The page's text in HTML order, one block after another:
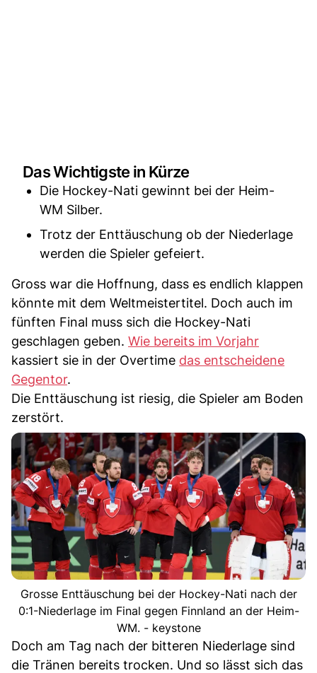
Das Wichtigste in Kürze
Die Hockey-Nati gewinnt bei der Heim-
WM Silber.
Trotz der Enttäuschung ob der Niederlage
werden die Spieler gefeiert.
Gross war die Hoffnung, dass es endlich klappen
könnte mit dem Weltmeistertitel. Doch auch im
fünften Final muss sich die Hockey-Nati
geschlagen geben. Wie bereits im Vorjahr
kassiert sie in der Overtime das entscheidene
Gegentor.
Die Enttäuschung ist riesig, die Spieler am Boden
zerstört.
Grosse Enttäuschung bei der Hockey-Nati nach der
0:1-Niederlage im Final gegen Finnland an der Heim-
WM. - keystone
Doch am Tag nach der bitteren Niederlage sind
die Tränen bereits trocken. Und so lässt sich das